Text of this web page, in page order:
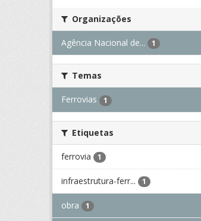
Organizações
Agência Nacional de... 1
Temas
Ferrovias 1
Etiquetas
ferrovia 1
infraestrutura-ferr... 1
obra 1